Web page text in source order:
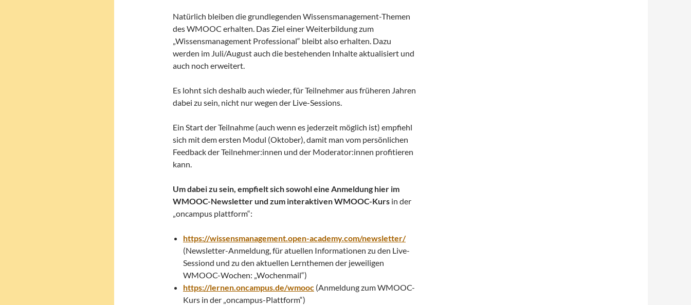
Natürlich bleiben die grundlegenden Wissensmanagement-Themen
des WMOOC erhalten. Das Ziel einer Weiterbildung zum
„Wissensmanagement Professional“ bleibt also erhalten. Dazu
werden im Juli/August auch die bestehenden Inhalte aktualisiert und
auch noch erweitert.
Es lohnt sich deshalb auch wieder, für Teilnehmer aus früheren Jahren
dabei zu sein, nicht nur wegen der Live-Sessions.
Ein Start der Teilnahme (auch wenn es jederzeit möglich ist) empfiehl
sich mit dem ersten Modul (Oktober), damit man vom persönlichen
Feedback der Teilnehmer:innen und der Moderator:innen profitieren
kann.
Um dabei zu sein, empfielt sich sowohl eine Anmeldung hier im
WMOOC-Newsletter und zum interaktiven WMOOC-Kurs in der
„oncampus plattform“:
https://wissensmanagement.open-academy.com/newsletter/
(Newsletter-Anmeldung, für atuellen Informationen zu den Live-
Sessiond und zu den aktuellen Lernthemen der jeweiligen
WMOOC-Wochen: „Wochenmail“)
https://lernen.oncampus.de/wmooc (Anmeldung zum WMOOC-
Kurs in der „oncampus-Plattform“)